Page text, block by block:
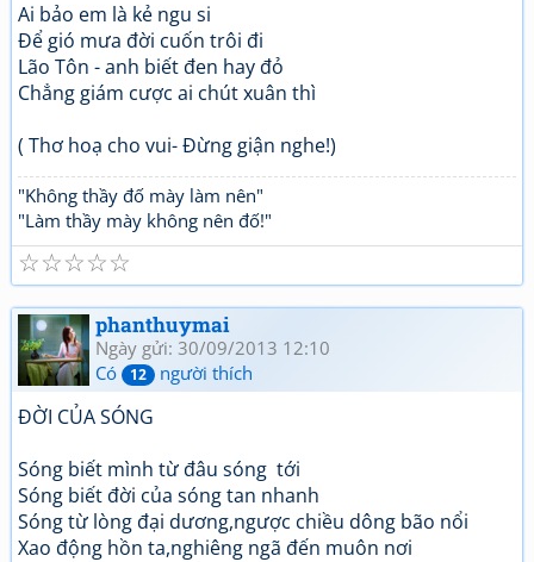
Ai bảo em là kẻ ngu si
Để gió mưa đời cuốn trôi đi
Lão Tôn - anh biết đen hay đỏ
Chẳng giám cược ai chút xuân thì
( Thơ hoạ cho vui- Đừng giận nghe!)
"Không thầy đố mày làm nên"
"Làm thầy mày không nên đố!"
☆
☆
☆
☆
☆
phanthuymai
Ngày gửi: 30/09/2013 12:10
Có
12 người thích
ĐỜI CỦA SÓNG
Sóng biết mình từ đâu sóng tới
Sóng biết đời của sóng tan nhanh
Sóng từ lòng đại dương,ngược chiều dông bão nổi
Xao động hồn ta,nghiêng ngã đến muôn nơi